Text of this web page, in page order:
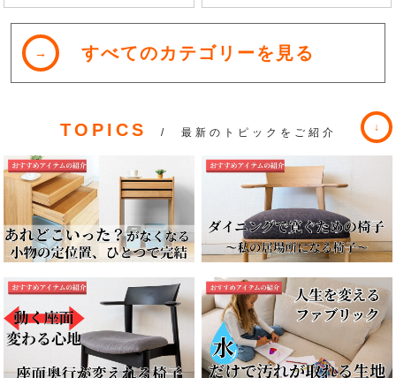
すべてのカテゴリーを見る
TOPICS / 最新のトピックをご紹介